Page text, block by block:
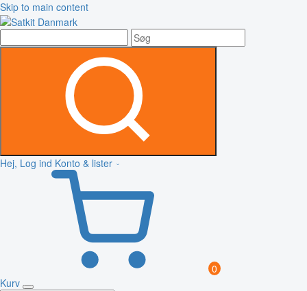
Skip to main content
Hej, Log ind Konto & lister
0
Kurv